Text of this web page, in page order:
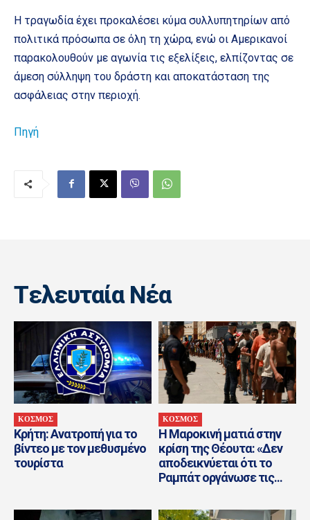
Η τραγωδία έχει προκαλέσει κύμα συλλυπητηρίων από
πολιτικά πρόσωπα σε όλη τη χώρα, ενώ οι Αμερικανοί
παρακολουθούν με αγωνία τις εξελίξεις, ελπίζοντας σε
άμεση σύλληψη του δράστη και αποκατάσταση της
ασφάλειας στην περιοχή.
Πηγή
Tελευταία Nέα
ΚΟΣΜΟΣ
Κρήτη: Ανατροπή για το
βίντεο με τον μεθυσμένο
τουρίστα
ΚΟΣΜΟΣ
Η Μαροκινή ματιά στην
κρίση της Θέουτα: «Δεν
αποδεικνύεται ότι το
Ραμπάτ οργάνωσε τις...